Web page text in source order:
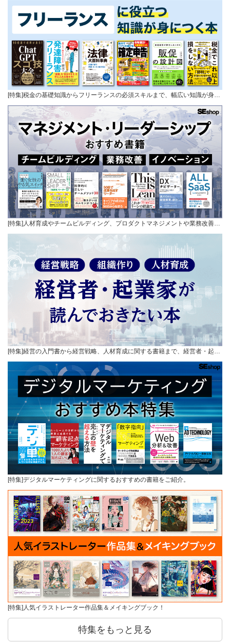
[特集]税金の基礎知識からフリーランスの必須スキルまで、幅広い知識が身…
[特集]人材育成やチームビルディング、プロダクトマネジメントや業務改善…
[特集]経営の入門書から経営戦略、人材育成に関する書籍まで、経営者・起…
[特集]デジタルマーケティングに関するおすすめの書籍をご紹介。
[特集]人気イラストレーター作品集＆メイキングブック！
特集をもっと見る